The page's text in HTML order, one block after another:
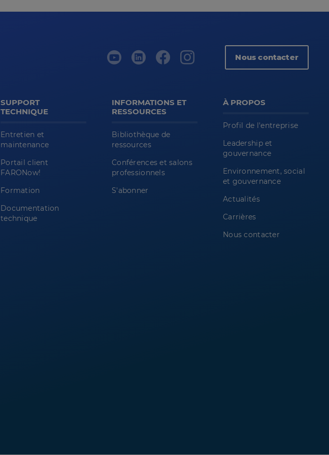
Nous contacter
SUPPORT
TECHNIQUE
Entretien et
maintenance
Portail client
FARONow!
Formation
Documentation
technique
INFORMATIONS ET
RESSOURCES
Bibliothèque de
ressources
Conférences et salons
professionnels
S'abonner
À PROPOS
Profil de l'entreprise
Leadership et
gouvernance
Environnement, social
et gouvernance
Actualités
Carrières
Nous contacter